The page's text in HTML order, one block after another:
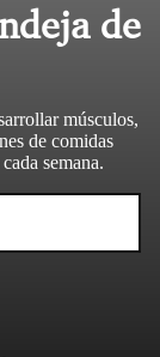
de
músculos,
de comidas
semana.